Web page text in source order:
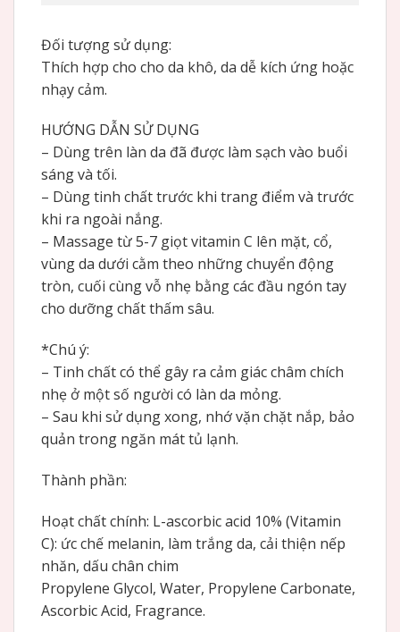
Đối tượng sử dụng:
Thích hợp cho cho da khô, da dễ kích ứng hoặc
nhạy cảm.
HƯỚNG DẪN SỬ DỤNG
– Dùng trên làn da đã được làm sạch vào buổi
sáng và tối.
– Dùng tinh chất trước khi trang điểm và trước
khi ra ngoài nắng.
– Massage từ 5-7 giọt vitamin C lên mặt, cổ,
vùng da dưới cằm theo những chuyển động
tròn, cuối cùng vỗ nhẹ bằng các đầu ngón tay
cho dưỡng chất thấm sâu.
*Chú ý:
– Tinh chất có thể gây ra cảm giác châm chích
nhẹ ở một số người có làn da mỏng.
– Sau khi sử dụng xong, nhớ vặn chặt nắp, bảo
quản trong ngăn mát tủ lạnh.
Thành phần:
Hoạt chất chính: L-ascorbic acid 10% (Vitamin
C): ức chế melanin, làm trắng da, cải thiện nếp
nhăn, dấu chân chim
Propylene Glycol, Water, Propylene Carbonate,
Ascorbic Acid, Fragrance.